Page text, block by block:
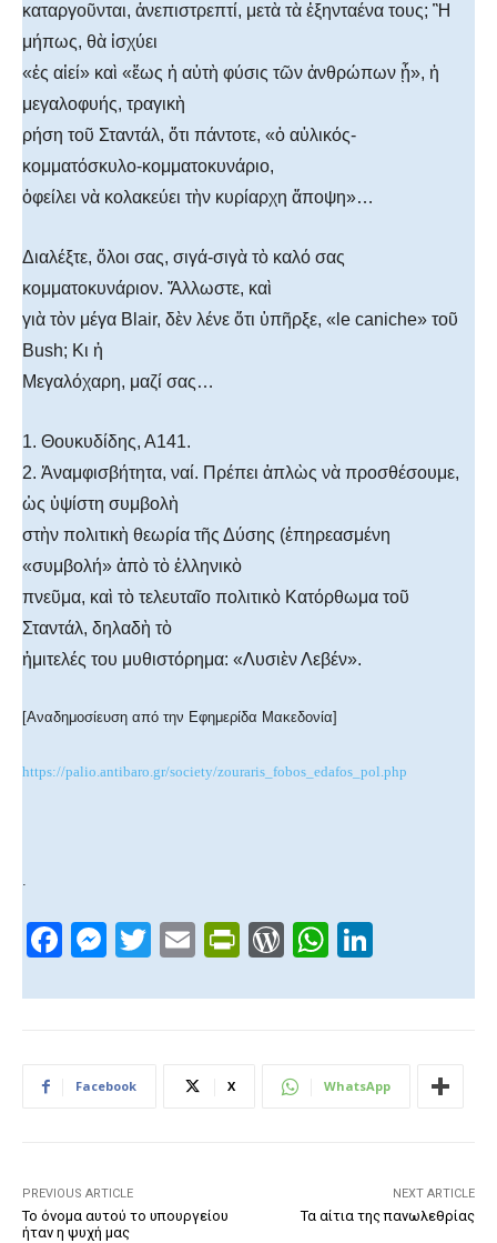
καταργοῦνται, ἀνεπιστρεπτί, μετὰ τὰ ἑξηνταένα τους; Ἢ
μήπως, θὰ ἰσχύει
«ἐς αἰεί» καὶ «ἕως ἡ αὐτὴ φύσις τῶν ἀνθρώπων ᾖ», ἡ
μεγαλοφυής, τραγικὴ
ρήση τοῦ Σταντάλ, ὅτι πάντοτε, «ὁ αὐλικός-
κομματόσκυλο-κομματοκυνάριο,
ὀφείλει νὰ κολακεύει τὴν κυρίαρχη ἄποψη»…
Διαλέξτε, ὅλοι σας, σιγά-σιγὰ τὸ καλό σας
κομματοκυνάριον. Ἄλλωστε, καὶ
γιὰ τὸν μέγα Blair, δὲν λένε ὅτι ὑπῆρξε, «le caniche» τοῦ
Bush; Κι ἡ
Μεγαλόχαρη, μαζί σας…
1. Θουκυδίδης, Α141.
2. Ἀναμφισβήτητα, ναί. Πρέπει ἁπλὼς νὰ προσθέσουμε,
ὡς ὑψίστη συμβολὴ
στὴν πολιτικὴ θεωρία τῆς Δύσης (ἐπηρεασμένη
«συμβολή» ἀπὸ τὸ ἑλληνικὸ
πνεῦμα, καὶ τὸ τελευταῖο πολιτικὸ Κατόρθωμα τοῦ
Σταντάλ, δηλαδὴ τὸ
ἡμιτελές του μυθιστόρημα: «Λυσιὲν Λεβέν».
[Αναδημοσίευση από την Εφημερίδα Μακεδονία]
https://palio.antibaro.gr/society/zouraris_fobos_edafos_pol.php
.
F
c
b
k
M
ss
n
T
tt
E
ail
Pr
tF
W
d
e
W
at
A
k
dI
Facebook X WhatsApp
PREVIOUS ARTICLE
Το όνομα αυτού το υπουργείου
ήταν η ψυχή μας
NEXT ARTICLE
Τα αίτια της πανωλεθρίας